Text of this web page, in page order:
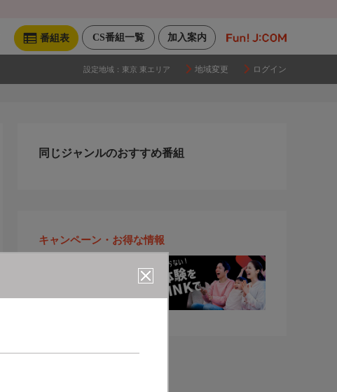
加入案内
CS番組一覧
番組表
設定地域： 東京 東エリア 地域変更 ログイン
同じジャンルのおすすめ番組
キャンペーン・お得な情報